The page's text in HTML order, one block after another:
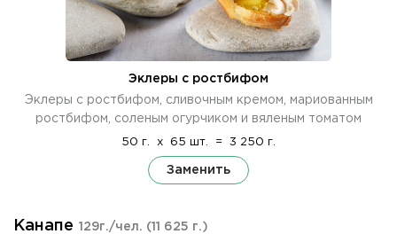
Эклеры с ростбифом
Эклеры с ростбифом, сливочным кремом, мариованным
ростбифом, соленым огурчиком и вяленым томатом
50 г. x 65 шт. = 3 250 г.
Заменить
Канапе 129г./чел. (11 625 г.)